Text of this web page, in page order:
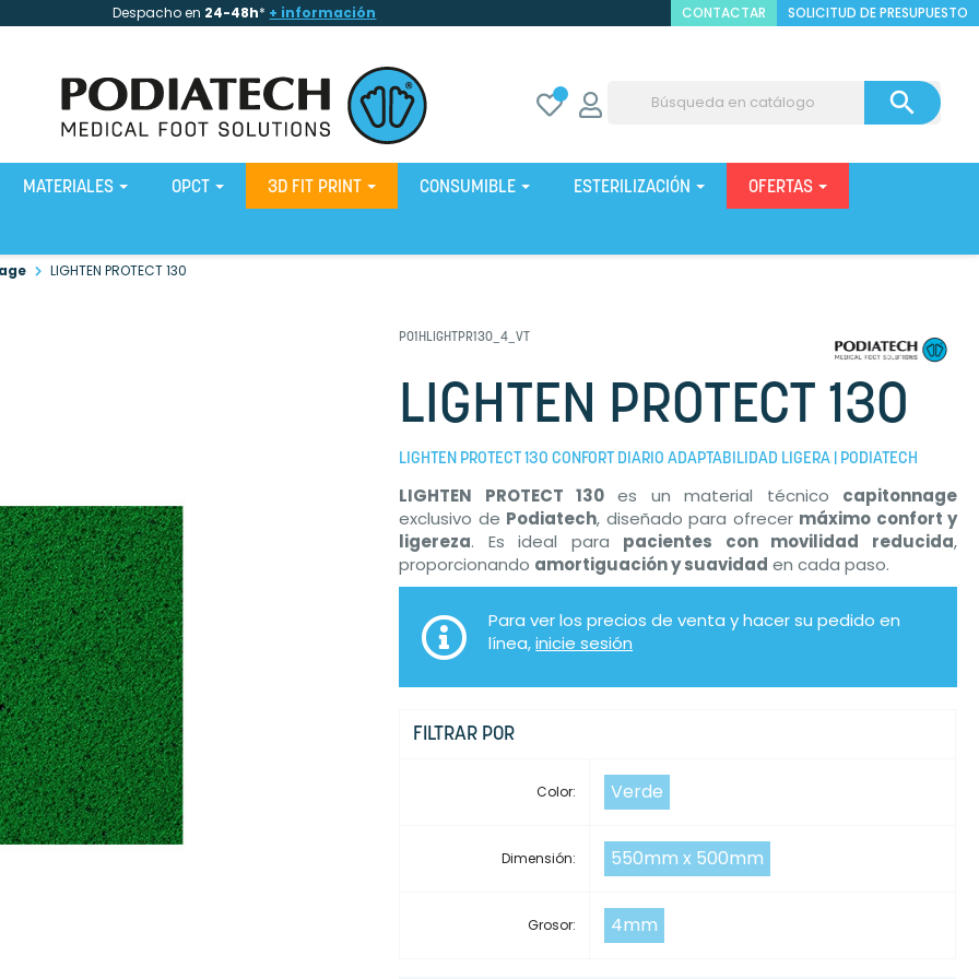
Despacho en 24-48h* + información CONTACTAR SOLICITUD DE PRESUPUESTO

MATERIALES OPCT 3D FIT PRINT CONSUMIBLE ESTERILIZACIÓN OFERTAS
LIGHTEN PROTECT 130
P01HLIGHTPR130_4_VT
LIGHTEN PROTECT 130
LIGHTEN PROTECT 130 CONFORT DIARIO ADAPTABILIDAD LIGERA | PODIATECH
LIGHTEN PROTECT 130 es un material técnico capitonnage
exclusivo de Podiatech, diseñado para ofrecer máximo confort y
ligereza. Es ideal para pacientes con movilidad reducida,
proporcionando amortiguación y suavidad en cada paso.
Para ver los precios de venta y hacer su pedido en
línea,inicie sesión
FILTRAR POR
Color: Verde
Dimensión: 550mm x 500mm
Grosor: 4mm